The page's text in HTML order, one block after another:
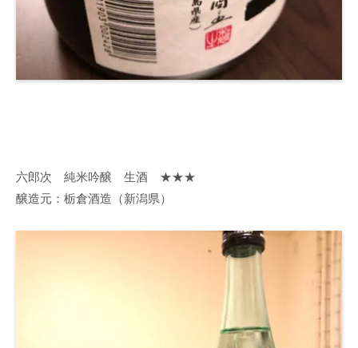
六郎次 純米吟醸 生酒 ★★★
醸造元：栃倉酒造（新潟県）